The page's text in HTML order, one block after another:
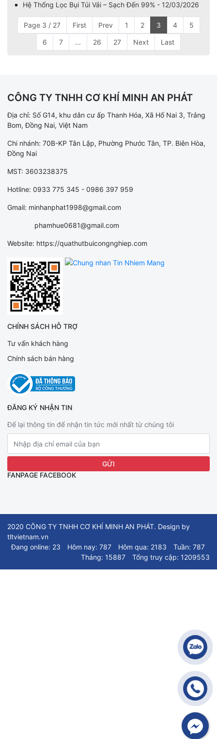
Hệ Thống Lọc Bụi Túi Vải – Sạch Đến 99% - 12/03/2026
Page 3 / 27 First Prev 1 2 3 4 5
6 7 ... 26 27 Next Last
CÔNG TY TNHH CƠ KHÍ MINH AN PHÁT
Địa chỉ: Số G14, khu dân cư ấp Thanh Hóa, Xã Hố Nai 3, Trảng
Bom, Đồng Nai, Việt Nam
Chi nhánh: 70B-KP Tân Lập, Phường Phước Tân, TP. Biên Hòa,
Đồng Nai
MST: 3603238375
Hotline: 0933 775 345 - 0986 397 959
Gmail: minhanphat1998@gmail.com
phamhue0681@gmail.com
Website: https://quathutbuicongnghiep.com
CHÍNH SÁCH HỖ TRỢ
Tư vấn khách hàng
Chính sách bán hàng
ĐĂNG KÝ NHẬN TIN
Để lại thông tin để nhận tin tức mới nhất từ chúng tôi
FANPAGE FACEBOOK
2020 CÔNG TY TNHH CƠ KHÍ MINH AN PHÁT. Design by
tltvietnam.vn
Đang online: 23
Hôm nay: 787 Hôm qua: 2183
Tuần: 787
Tháng: 15887
Tổng truy cập: 1209553